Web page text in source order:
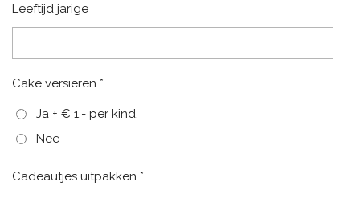
Leeftijd jarige
Cake versieren *
Ja + € 1,- per kind.
Nee
Cadeautjes uitpakken *